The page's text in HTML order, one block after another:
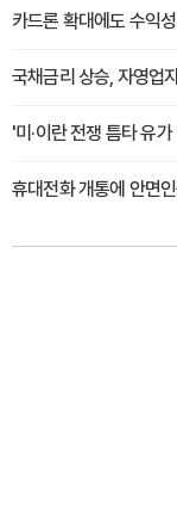
카드론 확대에도 수익
국채금리 상승, 자영업
'미·이란 전쟁 틈타 유
휴대전화 개통에 안면